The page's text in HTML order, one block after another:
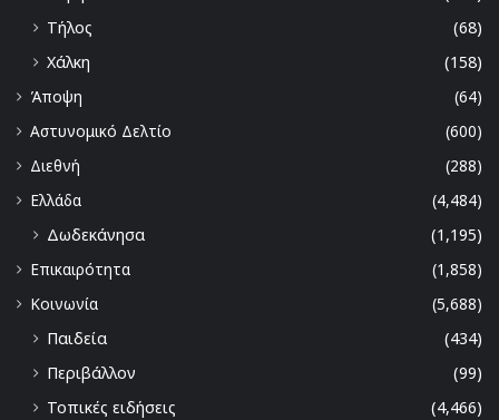
Τήλος
(68)
Χάλκη
(158)
Άποψη
(64)
Αστυνομικό Δελτίο
(600)
Διεθνή
(288)
Ελλάδα
(4,484)
Δωδεκάνησα
(1,195)
Επικαιρότητα
(1,858)
Κοινωνία
(5,688)
Παιδεία
(434)
Περιβάλλον
(99)
Τοπικές ειδήσεις
(4,466)